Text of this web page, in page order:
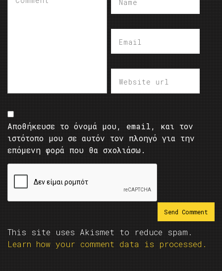
Αποθήκευσε το όνομά μου, email, και τον
ιστότοπο μου σε αυτόν τον πλοηγό για την
επόμενη φορά που θα σχολιάσω.
This site uses Akismet to reduce spam.
Learn how your comment data is processed.